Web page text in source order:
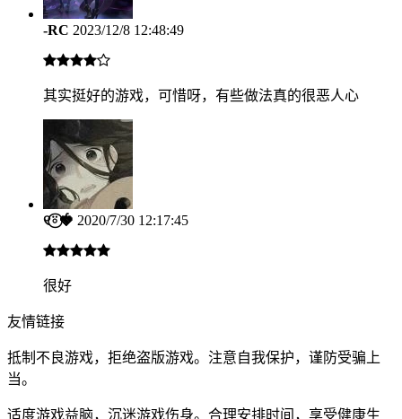
-RC 2023/12/8 12:48:49
其实挺好的游戏，可惜呀，有些做法真的很恶人心
୧⍤⃝🍓 2020/7/30 12:17:45
很好
友情链接
抵制不良游戏，拒绝盗版游戏。注意自我保护，谨防受骗上
当。
适度游戏益脑，沉迷游戏伤身。合理安排时间，享受健康生